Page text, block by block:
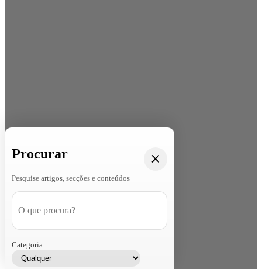
Procurar
Pesquise artigos, secções e conteúdos
Categoria: